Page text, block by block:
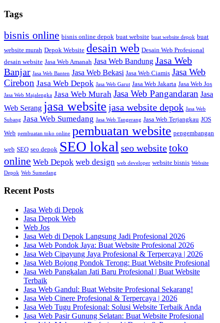
Tags
bisnis online bisnis online depok buat website buat website depok buat
website murah Depok Website desain web Desain Web Profesional
desain website Jasa Web Amanah Jasa Web Bandung Jasa Web
Banjar Jasa Web Banten Jasa Web Bekasi Jasa Web Ciamis Jasa Web
Cirebon Jasa Web Depok Jasa Web Garut Jasa Web Jakarta Jasa Web Jos
Jasa Web Majalengka Jasa Web Murah Jasa Web Pangandaran Jasa
Web Serang jasa website jasa website depok Jasa Web
Subang Jasa Web Sumedang Jasa Web Tangerang Jasa Web Terjangkau JOS
Web pembuatan toko online pembuatan website pengembangan
web SEO seo depok SEO lokal seo websitetoko
online Web Depok web design web developer website bisnis Website
Depok Web Sumedang
Recent Posts
Jasa Web di Depok
Jasa Depok Web
Web Jos
Jasa Web di Depok Langsung Jadi Profesional 2026
Jasa Web Pondok Jaya: Buat Website Profesional 2026
Jasa Web Cipayung Jaya Profesional & Terpercaya | 2026
Jasa Web Bojong Pondok Terong: Buat Website Profesional
Jasa Web Pangkalan Jati Baru Profesional | Buat Website
Terbaik
Jasa Web Gandul: Buat Website Profesional Sekarang!
Jasa Web Cinere Profesional & Terpercaya | 2026
Jasa Web Tugu Profesional: Solusi Website Terbaik Anda
Jasa Web Pasir Gunung Selatan: Buat Website Profesional